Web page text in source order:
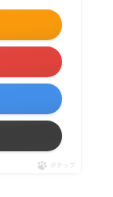
ポチップ